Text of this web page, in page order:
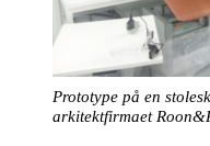
Prototype på en
arkitektfirmaet